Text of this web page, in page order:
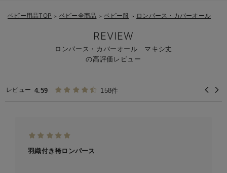
ベビー用品TOP ＞ ベビー全商品 ＞ ベビー服 ＞ ロンパース・カバーオール
REVIEW
ロンパース・カバーオール マキシ丈
の高評価レビュー
レビュー 4.59 158件
羽織付き袴ロンパース